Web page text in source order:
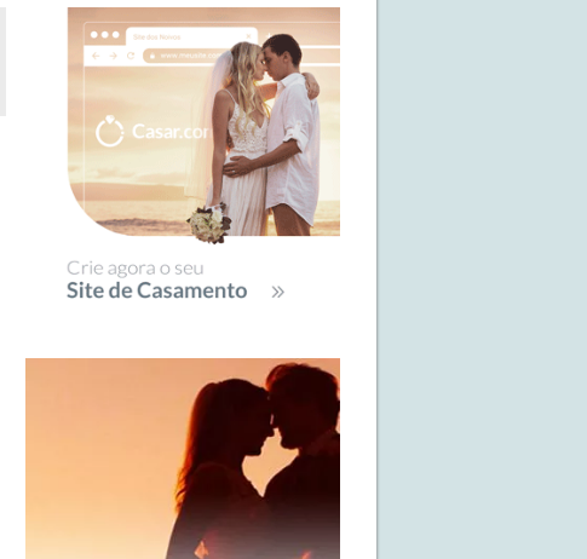
SIDEBAR